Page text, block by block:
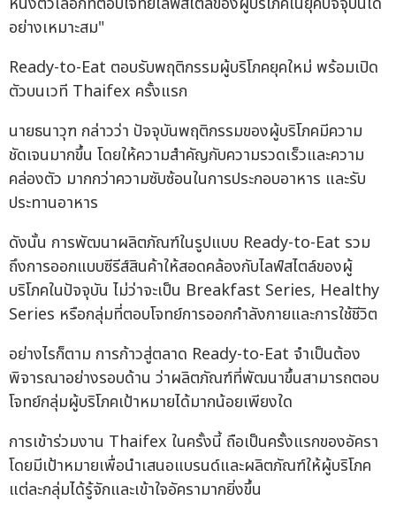
อย่างเหมาะสม"
Ready-to-Eat ตอบรับพฤติกรรมผู้บริโภคยุคใหม่ พร้อมเปิด
ตัวบนเวที Thaifex ครั้งแรก
นายธนาวุฑ กล่าวว่า ปัจจุบันพฤติกรรมของผู้บริโภคมีความ
ชัดเจนมากขึ้น โดยให้ความสำคัญกับความรวดเร็วและความ
คล่องตัว มากกว่าความซับซ้อนในการประกอบอาหาร และรับ
ประทานอาหาร
ดังนั้น การพัฒนาผลิตภัณฑ์ในรูปแบบ Ready-to-Eat รวม
ถึงการออกแบบซีรีส์สินค้าให้สอดคล้องกับไลฟ์สไตล์ของผู้
บริโภคในปัจจุบัน ไม่ว่าจะเป็น Breakfast Series, Healthy
Series หรือกลุ่มที่ตอบโจทย์การออกกำลังกายและการใช้ชีวิต
อย่างไรก็ตาม การก้าวสู่ตลาด Ready-to-Eat จำเป็นต้อง
พิจารณาอย่างรอบด้าน ว่าผลิตภัณฑ์ที่พัฒนาขึ้นสามารถตอบ
โจทย์กลุ่มผู้บริโภคเป้าหมายได้มากน้อยเพียงใด
การเข้าร่วมงาน Thaifex ในครั้งนี้ ถือเป็นครั้งแรกของอัครา
โดยมีเป้าหมายเพื่อนำเสนอแบรนด์และผลิตภัณฑ์ให้ผู้บริโภค
แต่ละกลุ่มได้รู้จักและเข้าใจอัครามากยิ่งขึ้น